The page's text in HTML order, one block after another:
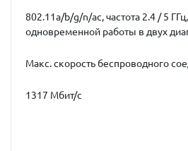
802.11a/b/g/n/ac, частота 2.4 / 5
одновременной работы в двух
Макс. скорость беспроводного
1317 Мбит/с